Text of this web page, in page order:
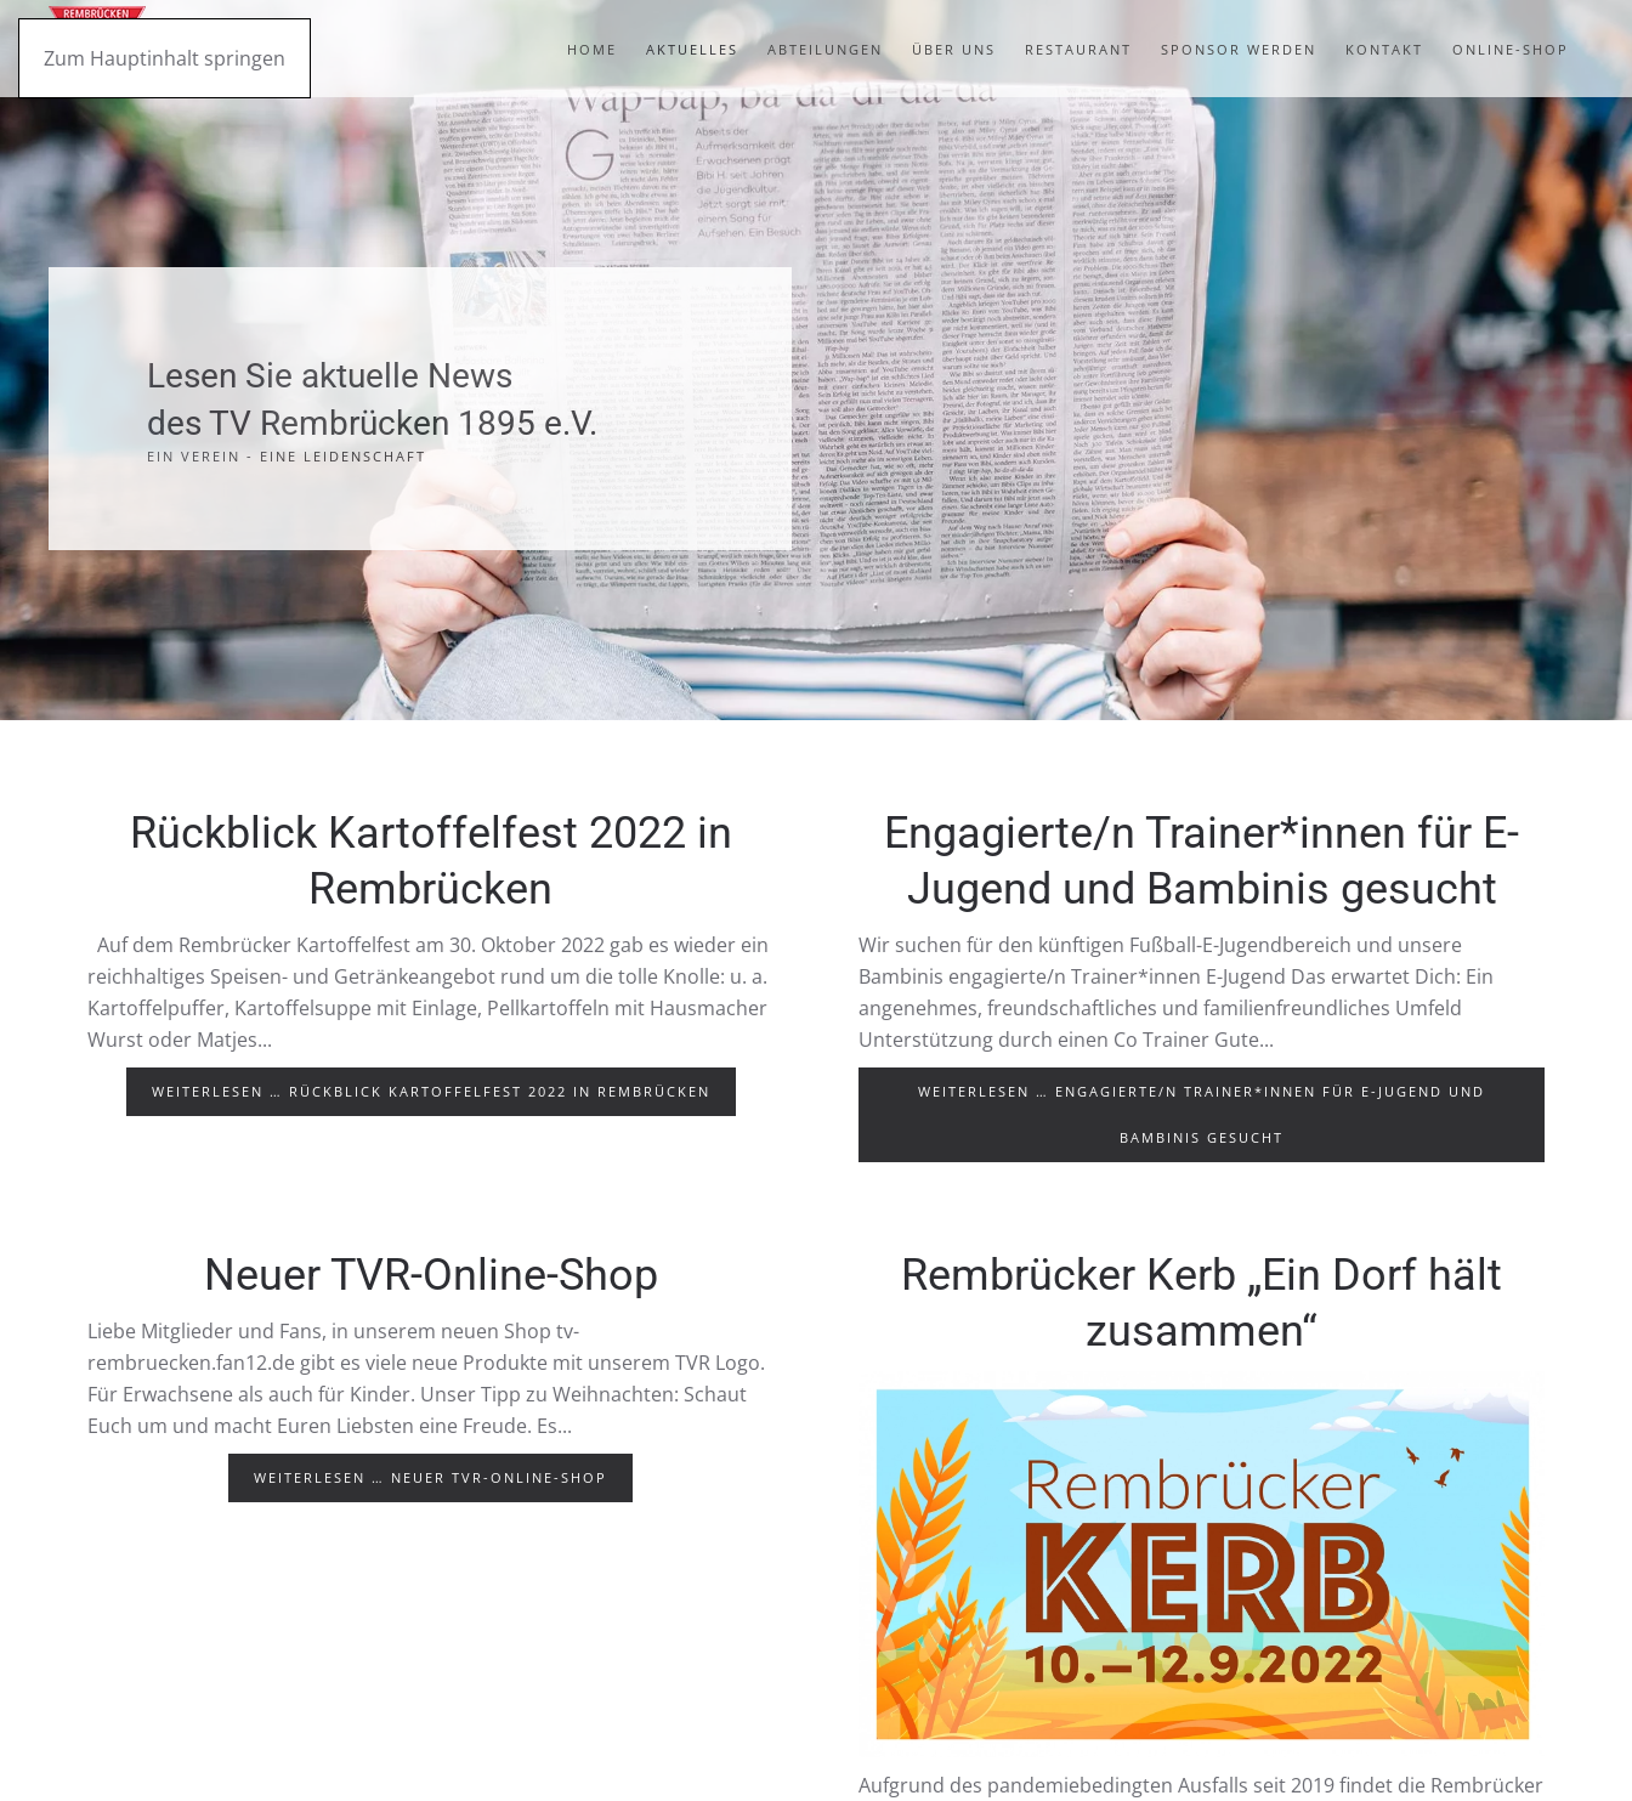
Zum Hauptinhalt springen HOME AKTUELLES ABTEILUNGEN ÜBER UNS RESTAURANT SPONSOR WERDEN KONTAKT ONLINE-SHOP
Lesen Sie aktuelle News
des TV Rembrücken 1895 e.V.
EIN VEREIN - EINE LEIDENSCHAFT
Rückblick Kartoffelfest 2022 in
Rembrücken
Auf dem Rembrücker Kartoffelfest am 30. Oktober 2022 gab es wieder ein
reichhaltiges Speisen- und Getränkeangebot rund um die tolle Knolle: u. a.
Kartoffelpuffer, Kartoffelsuppe mit Einlage, Pellkartoffeln mit Hausmacher
Wurst oder Matjes...
WEITERLESEN … RÜCKBLICK KARTOFFELFEST 2022 IN REMBRÜCKEN
Engagierte/n Trainer*innen für E-
Jugend und Bambinis gesucht
Wir suchen für den künftigen Fußball-E-Jugendbereich und unsere
Bambinis engagierte/n Trainer*innen E-Jugend Das erwartet Dich: Ein
angenehmes, freundschaftliches und familienfreundliches Umfeld
Unterstützung durch einen Co Trainer Gute...
WEITERLESEN … ENGAGIERTE/N TRAINER*INNEN FÜR E-JUGEND UND
BAMBINIS GESUCHT
Neuer TVR-Online-Shop
Liebe Mitglieder und Fans, in unserem neuen Shop tv-
rembruecken.fan12.de gibt es viele neue Produkte mit unserem TVR Logo.
Für Erwachsene als auch für Kinder. Unser Tipp zu Weihnachten: Schaut
Euch um und macht Euren Liebsten eine Freude. Es...
WEITERLESEN … NEUER TVR-ONLINE-SHOP
Rembrücker Kerb „Ein Dorf hält
zusammen“
Aufgrund des pandemiebedingten Ausfalls seit 2019 findet die Rembrücker